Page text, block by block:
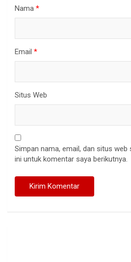
Nama *
Email *
Situs Web
Simpan nama, email, dan situs web
ini untuk komentar saya berikutnya.